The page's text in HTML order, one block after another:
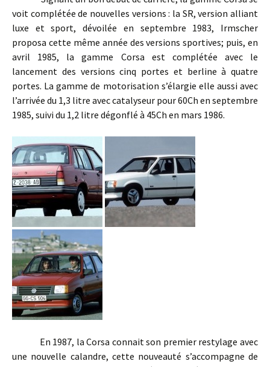
voit complétée de nouvelles versions : la SR, version alliant
luxe et sport, dévoilée en septembre 1983, Irmscher
proposa cette même année des versions sportives; puis, en
avril 1985, la gamme Corsa est complétée avec le
lancement des versions cinq portes et berline à quatre
portes. La gamme de motorisation s’élargie elle aussi avec
l’arrivée du 1,3 litre avec catalyseur pour 60Ch en septembre
1985, suivi du 1,2 litre dégonflé à 45Ch en mars 1986.
En 1987, la Corsa connait son premier restylage avec
une nouvelle calandre, cette nouveauté s’accompagne de